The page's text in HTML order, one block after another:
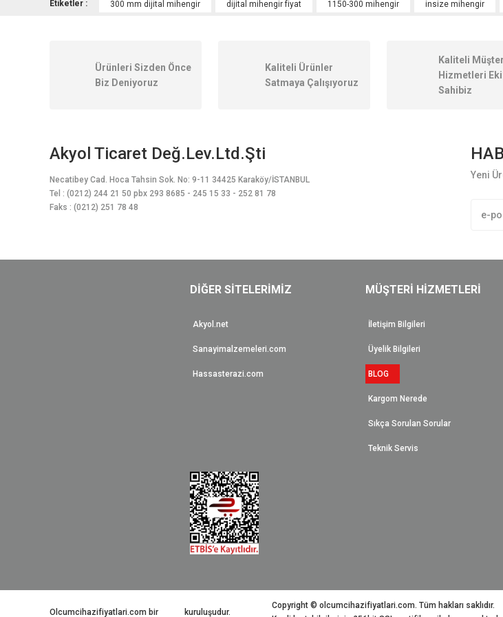
Etiketler : 300 mm dijital mihengir dijital mihengir fiyat 1150-300 mihengir insize mihengir
Ürünleri Sizden Önce
Biz Deniyoruz
Kaliteli Ürünler
Satmaya Çalışıyoruz
Kaliteli
Hizmetleri
Sahibiz
Akyol Ticaret Değ.Lev.Ltd.Şti
Necatibey Cad. Hoca Tahsin Sok. No: 9-11 34425 Karaköy/İSTANBUL
Tel : (0212) 244 21 50 pbx 293 8685 - 245 15 33 - 252 81 78
Faks : (0212) 251 78 48
Yeni
DİĞER SİTELERİMİZ
Akyol.net
Sanayimalzemeleri.com
Hassasterazi.com
MÜŞTERİ HİZMETLERİ
İletişim Bilgileri
Üyelik Bilgileri
BLOG
Kargom Nerede
Sıkça Sorulan Sorular
Teknik Servis
Olcumcihazifiyatlari.com bir kuruluşudur.
Copyright © olcumcihazifiyatlari.com. Tüm hakları saklıdır.